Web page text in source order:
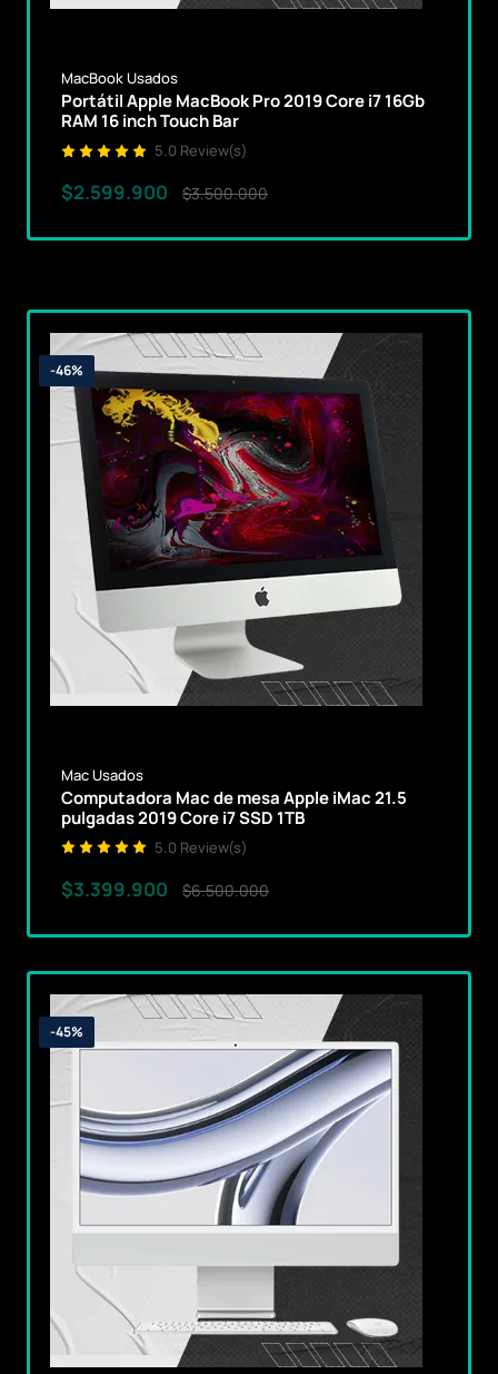
MacBook Usados
Portátil Apple MacBook Pro 2019 Core i7 16Gb
RAM 16 inch Touch Bar
5.0 Review(s)
$2.599.900 $3.500.000
-46%
Mac Usados
Computadora Mac de mesa Apple iMac 21.5
pulgadas 2019 Core i7 SSD 1TB
5.0 Review(s)
$3.399.900 $6.500.000
-45%